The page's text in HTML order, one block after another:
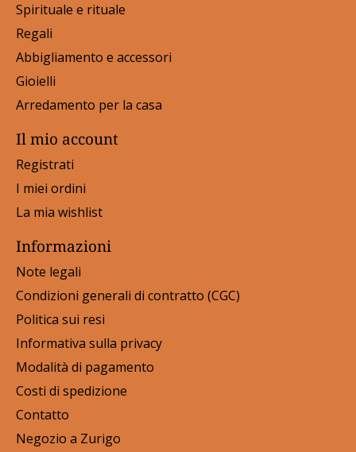
Spirituale e rituale
Regali
Abbigliamento e accessori
Gioielli
Arredamento per la casa
Il mio account
Registrati
I miei ordini
La mia wishlist
Informazioni
Note legali
Condizioni generali di contratto (CGC)
Politica sui resi
Informativa sulla privacy
Modalità di pagamento
Costi di spedizione
Contatto
Negozio a Zurigo